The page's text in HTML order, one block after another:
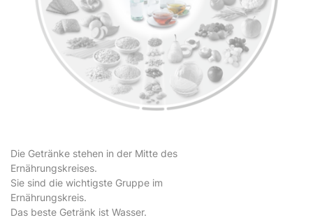
Die Getränke stehen in der Mitte des
Ernährungskreises.
Sie sind die wichtigste Gruppe im
Ernährungskreis.
Das beste Getränk ist Wasser.